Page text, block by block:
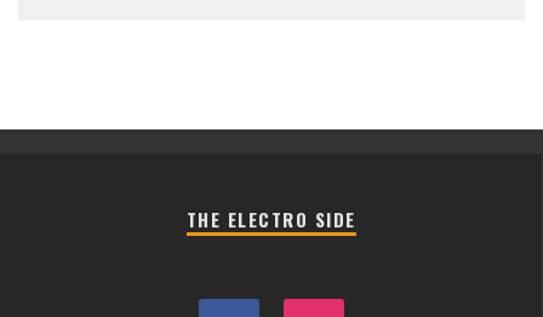
THE ELECTRO SIDE